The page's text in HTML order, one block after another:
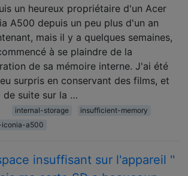
un heureux propriétaire d'un Acer
A500 depuis un peu plus d'un an
mais il y a quelques semaines,
à se plaindre de la
de sa mémoire interne. J'ai été
surpris en conservant des films, et
de suite sur la …
internal-storage
insufficient-memory
a500
insuffisant sur l'appareil ''